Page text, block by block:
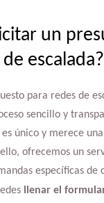
un
escalada?
para redes de
sencillo y
único y merece
ofrecemos un
específicas de
llenar el